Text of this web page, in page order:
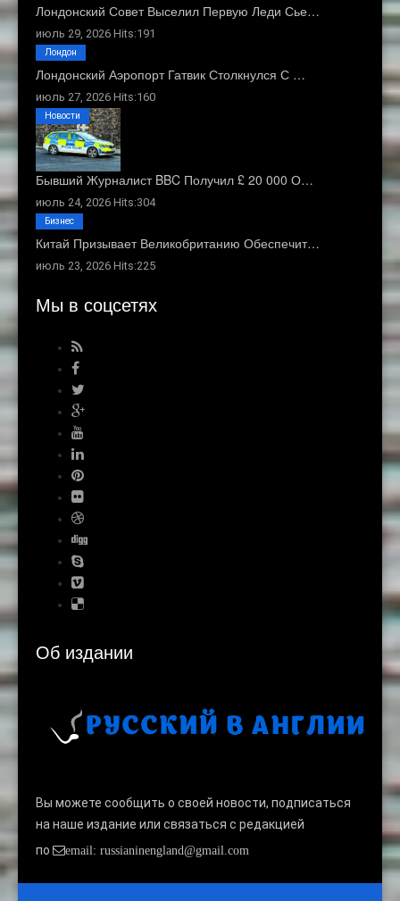
Лондонский Совет Выселил Первую Леди Сье…
июль 29, 2026 Hits:191
Лондонский Аэропорт Гатвик Столкнулся С …
июль 27, 2026 Hits:160
Лондон
Бывший Журналист BBC Получил £ 20 000 О…
июль 24, 2026 Hits:304
Новости
Китай Призывает Великобританию Обеспечит…
июль 23, 2026 Hits:225
Бизнес
Мы в соцсетях
Об издании
Вы можете сообщить о своей новости, подписаться
на наше издание или связаться с редакцией
по
email: russianinengland@gmail.com